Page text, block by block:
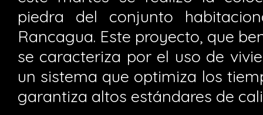
piedra del conjunto
Rancagua. Este proyecto, que
se caracteriza por el uso de
un sistema que optimiza los
garantiza altos estándares de